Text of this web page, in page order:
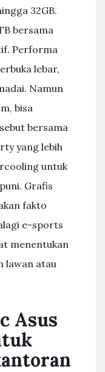
32GB.
bersama
Performa
lebar,
Namun
bisa
bersama
yang lebih
untuk
Grafis
fakto
e-sports
menentukan
lawan atau
Asus